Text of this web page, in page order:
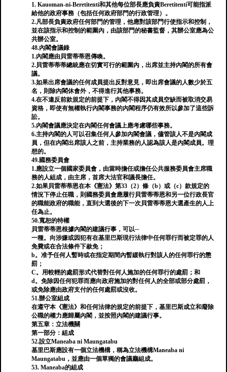
1. Kauoman-ni-Beretitenti和其他每位部長應負責Beretitenti可能指派
給他的政府事務（包括任何政府部門的行政管理）。
2.凡部長負責政府任何部門的管理，他應對該部門行使指示和控制，
並在該指示和控制的範圍內，由該部門的秘書監督，其辦公室應為公
共辦公室。
48.內閣會議錄
1.內閣應由貝雷蒂蒂恩傳喚。
2.貝雷蒂蒂蒂總統應在切實可行的範圍內，出席並主持內閣的所有會
議。
3.如果出席會議的任何成員提出反對意見，即出席會議的人數少於五
名，則除內閣休會外，不得進行其他事務。
4.在不違反前款規定的前提下，內閣不得因其成員空缺而被取消交易
資格，即使有無權執行內閣事務的內閣程序仍有效所以參加了這些訴
訟。
5.內閣會議應決定在內閣任何會議上應考慮哪些事務。
6.主持內閣的人可以召集任何人參加內閣會議，儘管該人不是內閣成
員，但在內閣出席該人之前，主持業務的人認為該人是內閣成員。理
想的。
49.國務委員會
1.應設立一個國家委員會，由當時擔任或擔任公共服務委員會主席職
務的人組成，由主席，首席大法官和議長擔任。
2.如果貝雷蒂蒂恩在本《憲法》第33（2）條（b）或（c）款規定的
情況下停止任職，則國務委員會應履行貝雷蒂蒂恩和另一位行政長官
的職能政府的職能，直到大選後的下一次貝雷蒂蒂恩大選產生的人上
任為止。
50.寬恕的特權
貝雷蒂蒂恩根據內閣的建議行事，可以─
一種。向涉嫌或因犯有在基里巴斯現行法律中任何罪行而被定罪的人
免費或在合法條件下赦免；
b。准予任何人暫時或在指定期間內暫緩執行對該人的任何罪行的懲
罰；
C。用較輕的處罰形式代替對任何人施加的任何罪行的處罰；和
d。免除因任何犯罪而應向政府施加的對任何人的全部或部分處罰，
或免除應由政府支付的任何處罰或沒收。
51.辦公室組成
在遵守本《憲法》和任何法律的規定的前提下，基里巴斯成立和廢除
公職的權力應歸屬內閣，並按照內閣的建議行事。
第五章：立法機關
第一部分：組成
52.設立Maneaba ni Maungatabu
基里巴斯應設有一個立法機構，稱為立法機構Maneaba ni
Maungatabu，並應由一個單獨的會議廳組成。
53. Maneaba的組成